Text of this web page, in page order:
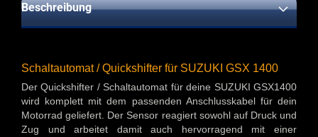
Beschreibung
Schaltautomat / Quickshifter für SUZUKI GSX 1400
Der Quickshifter / Schaltautomat für deine SUZUKI GSX1400
wird komplett mit dem passenden Anschlusskabel für dein
Motorrad geliefert. Der Sensor reagiert sowohl auf Druck und
Zug und arbeitet damit auch hervorragend mit einer